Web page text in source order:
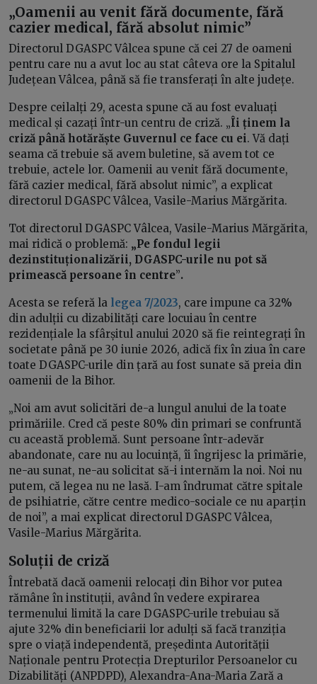
„Oamenii au venit fără documente, fără
cazier medical, fără absolut nimic”
Directorul DGASPC Vâlcea spune că cei 27 de oameni
pentru care nu a avut loc au stat câteva ore la Spitalul
Județean Vâlcea, până să fie transferați în alte județe.
Despre ceilalți 29, acesta spune că au fost evaluați
medical și cazați într-un centru de criză. „Îi ținem la
criză până hotărăște Guvernul ce face cu ei. Vă dați
seama că trebuie să avem buletine, să avem tot ce
trebuie, actele lor. Oamenii au venit fără documente,
fără cazier medical, fără absolut nimic”, a explicat
directorul DGASPC Vâlcea, Vasile-Marius Mărgărita.
Tot directorul DGASPC Vâlcea, Vasile-Marius Mărgărita,
mai ridică o problemă: „Pe fondul legii
dezinstituționalizării, DGASPC-urile nu pot să
primească persoane în centre”.
Acesta se referă la legea 7/2023, care impune ca 32%
din adulții cu dizabilități care locuiau în centre
rezidențiale la sfârșitul anului 2020 să fie reintegrați în
societate până pe 30 iunie 2026, adică fix în ziua în care
toate DGASPC-urile din țară au fost sunate să preia din
oamenii de la Bihor.
„Noi am avut solicitări de-a lungul anului de la toate
primăriile. Cred că peste 80% din primari se confruntă
cu această problemă. Sunt persoane într-adevăr
abandonate, care nu au locuință, îi îngrijesc la primărie,
ne-au sunat, ne-au solicitat să-i internăm la noi. Noi nu
putem, că legea nu ne lasă. I-am îndrumat către spitale
de psihiatrie, către centre medico-sociale ce nu aparțin
de noi”, a mai explicat directorul DGASPC Vâlcea,
Vasile-Marius Mărgărita.
Soluții de criză
Întrebată dacă oamenii relocați din Bihor vor putea
rămâne în instituții, având în vedere expirarea
termenului limită la care DGASPC-urile trebuiau să
ajute 32% din beneficiarii lor adulți să facă tranziția
spre o viață independentă, președinta Autorității
Naționale pentru Protecția Drepturilor Persoanelor cu
Dizabilități (ANPDPD), Alexandra-Ana-Maria Zară a